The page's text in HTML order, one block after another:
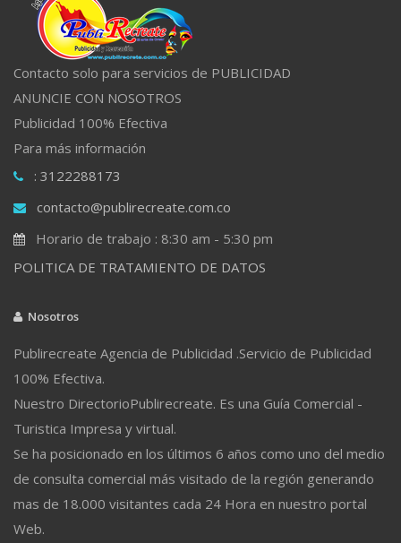
Contacto solo para servicios de PUBLICIDAD
ANUNCIE CON NOSOTROS
Publicidad 100% Efectiva
Para más información
: 3122288173
contacto@publirecreate.com.co
Horario de trabajo : 8:30 am - 5:30 pm
POLITICA DE TRATAMIENTO DE DATOS
Nosotros
Publirecreate Agencia de Publicidad .Servicio de Publicidad
100% Efectiva.
Nuestro DirectorioPublirecreate. Es una Guía Comercial -
Turistica Impresa y virtual.
Se ha posicionado en los últimos 6 años como uno del medio
de consulta comercial más visitado de la región generando
mas de 18.000 visitantes cada 24 Hora en nuestro portal
Web.